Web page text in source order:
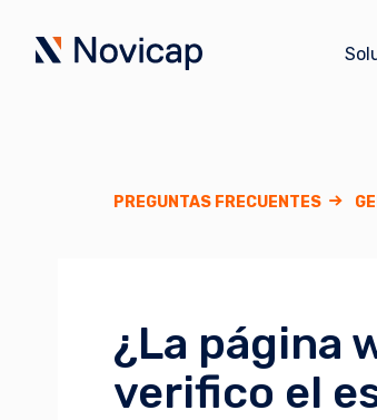
PREGUNTAS FRECUENTES
¿La página
verifico el